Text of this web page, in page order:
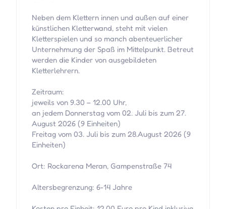
Neben dem Klettern innen und außen auf einer
künstlichen Kletterwand, steht mit vielen
Kletterspielen und so manch abenteuerlicher
Unternehmung der Spaß im Mittelpunkt. Betreut
werden die Kinder von ausgebildeten
Kletterlehrern.
Zeitraum:
jeweils von 9.30 – 12.00 Uhr,
an jedem Donnerstag vom 02. Juli bis zum 27.
August 2026 (9 Einheiten)
Freitag vom 03. Juli bis zum 28.August 2026 (9
Einheiten)
Ort: Rockarena Meran, Gampenstraße 74
Altersbegrenzung: 6-14 Jahre